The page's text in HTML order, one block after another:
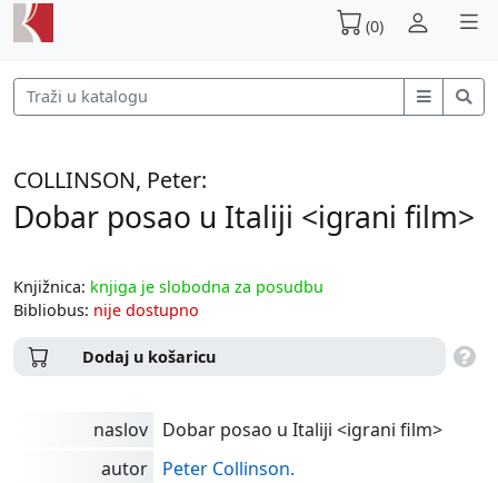
(0)
COLLINSON, Peter:
Dobar posao u Italiji <igrani film>
Knjižnica: knjiga je slobodna za posudbu
Bibliobus: nije dostupno
Dodaj u košaricu
naslov
Dobar posao u Italiji <igrani film>
autor
Peter Collinson.